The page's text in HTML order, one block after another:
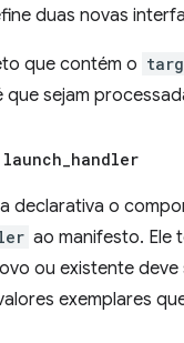
duas novas
que contém o
que sejam
launch_handler
declarativa o
ao manifesto. Ele
ou existente
exemplares